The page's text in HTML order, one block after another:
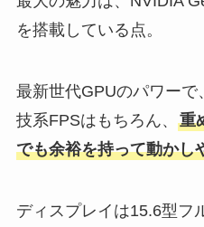
を搭載している点。
最新世代GPUのパワー
技系FPSはもちろん、 重
でも余裕を持って動かし
ディスプレイは15.6型フ